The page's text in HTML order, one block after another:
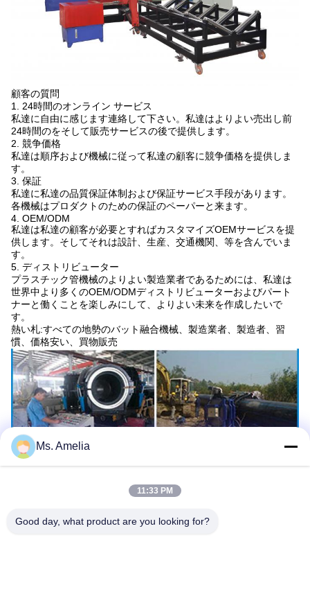
顧客の質問
1. 24時間のオンライン サービス
私達に自由に感じます連絡して下さい。私達はよりよい売出し前
24時間のをそして販売サービスの後で提供します。
2. 競争価格
私達は順序および機械に従って私達の顧客に競争価格を提供しま
す。
3. 保証
私達に私達の品質保証体制および保証サービス手段があります。
各機械はプロダクトのための保証のペーパーと来ます。
4. OEM/ODM
私達は私達の顧客が必要とすればカスタマイズOEMサービスを提
供します。そしてそれは設計、生産、交通機関、等を含んでいま
す。
5. ディストリビューター
プラスチック管機械のよりよい製造業者であるためには、私達は
世界中より多くのOEM/ODMディストリビューターおよびパート
ナーと働くことを楽しみにして、よりよい未来を作成したいで
す。
熱い札:すべての地勢のバット融合機械、製造業者、製造者、習
慣、価格安い、買物販売
Ms. Amelia
11:33 PM
Good day, what product are you looking for?